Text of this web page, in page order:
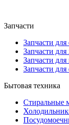
Запчасти
Запчасти
Запчасти
Запчасти
Запчасти
Бытовая техника
Стиральные